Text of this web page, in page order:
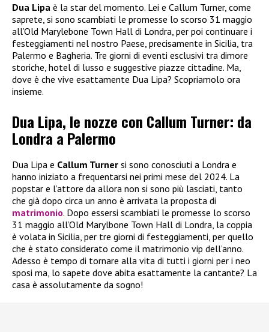
Dua Lipa è la star del momento. Lei e Callum Turner, come
saprete, si sono scambiati le promesse lo scorso 31 maggio
all’Old Marylebone Town Hall di Londra, per poi continuare i
festeggiamenti nel nostro Paese, precisamente in Sicilia, tra
Palermo e Bagheria. Tre giorni di eventi esclusivi tra dimore
storiche, hotel di lusso e suggestive piazze cittadine. Ma,
dove è che vive esattamente Dua Lipa? Scopriamolo ora
insieme.
Dua Lipa, le nozze con Callum Turner: da
Londra a Palermo
Dua Lipa e Callum Turner si sono conosciuti a Londra e
hanno iniziato a frequentarsi nei primi mese del 2024. La
popstar e l’attore da allora non si sono più lasciati, tanto
che già dopo circa un anno è arrivata la proposta di
matrimonio. Dopo essersi scambiati le promesse lo scorso
31 maggio all’Old Marylbone Town Hall di Londra, la coppia
è volata in Sicilia, per tre giorni di festeggiamenti, per quello
che è stato considerato come il matrimonio vip dell’anno.
Adesso è tempo di tornare alla vita di tutti i giorni per i neo
sposi ma, lo sapete dove abita esattamente la cantante? La
casa è assolutamente da sogno!